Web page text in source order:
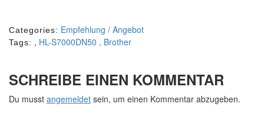
Categories: Empfehlung / Angebot
Tags: , HL-S7000DN50 , Brother
SCHREIBE EINEN KOMMENTAR
Du musst angemeldet sein, um einen Kommentar abzugeben.